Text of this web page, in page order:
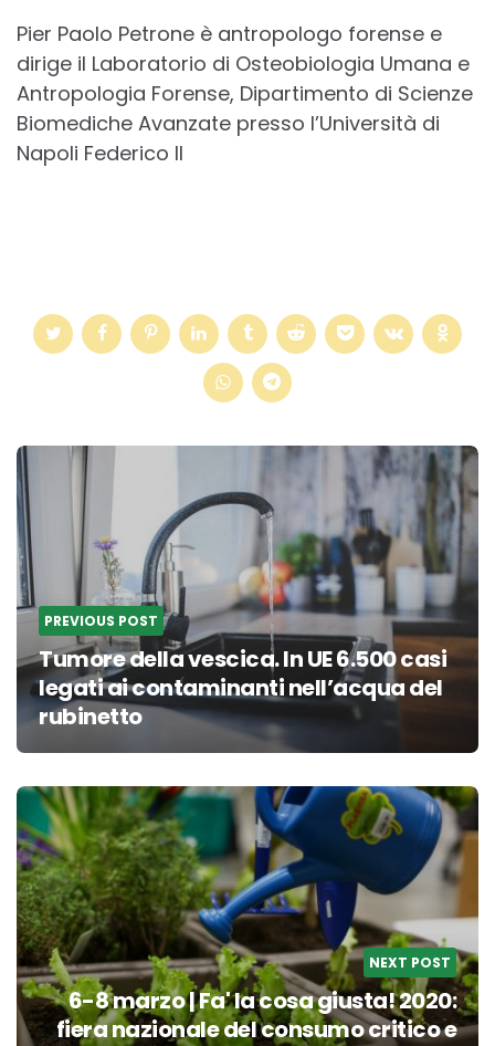
Pier Paolo Petrone è antropologo forense e
dirige il Laboratorio di Osteobiologia Umana e
Antropologia Forense, Dipartimento di Scienze
Biomediche Avanzate presso l’Università di
Napoli Federico II
Post
navigation
PREVIOUS POST
Tumore della vescica. In UE 6.500 casi
legati ai contaminanti nell’acqua del
rubinetto
NEXT POST
6-8 marzo | Fa' la cosa giusta! 2020:
fiera nazionale del consumo critico e